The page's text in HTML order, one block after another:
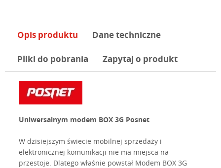
Opis produktu Dane techniczne
Pliki do pobrania Zapytaj o produkt
Uniwersalnym modem BOX 3G Posnet
W dzisiejszym świecie mobilnej sprzedaży i
elektronicznej komunikacji nie ma miejsca na
przestoje. Dlatego właśnie powstał Modem BOX 3G